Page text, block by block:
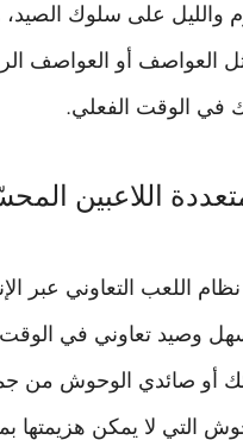
والليل على سلوك
العواصف أو العواصف
في الوقت الفعلي.
اللاعبين
اللعب التعاوني عبر
وصيد تعاوني في الوقت
أو صائدي الوحوش من
التي لا يمكن هزيمتها